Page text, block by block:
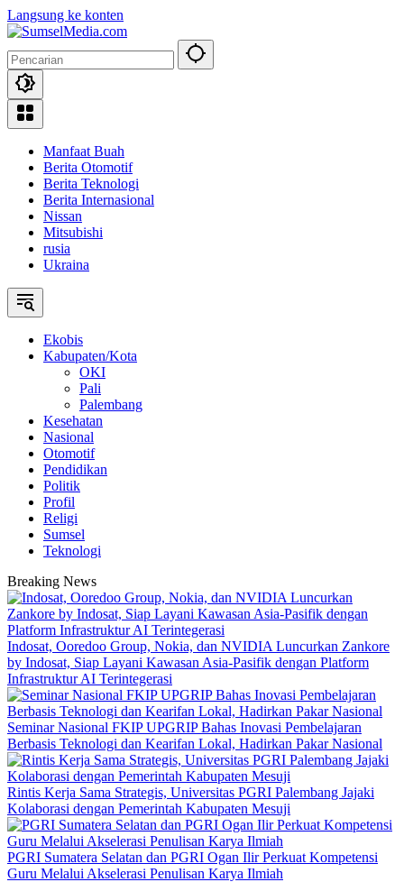
Langsung ke konten
Manfaat Buah
Berita Otomotif
Berita Teknologi
Berita Internasional
Nissan
Mitsubishi
rusia
Ukraina
Ekobis
Kabupaten/Kota
OKI
Pali
Palembang
Kesehatan
Nasional
Otomotif
Pendidikan
Politik
Profil
Religi
Sumsel
Teknologi
Breaking News
Indosat, Ooredoo Group, Nokia, dan NVIDIA Luncurkan Zankore
by Indosat, Siap Layani Kawasan Asia-Pasifik dengan Platform
Infrastruktur AI Terintegerasi
Seminar Nasional FKIP UPGRIP Bahas Inovasi Pembelajaran
Berbasis Teknologi dan Kearifan Lokal, Hadirkan Pakar Nasional
Rintis Kerja Sama Strategis, Universitas PGRI Palembang Jajaki
Kolaborasi dengan Pemerintah Kabupaten Mesuji
PGRI Sumatera Selatan dan PGRI Ogan Ilir Perkuat Kompetensi
Guru Melalui Akselerasi Penulisan Karya Ilmiah